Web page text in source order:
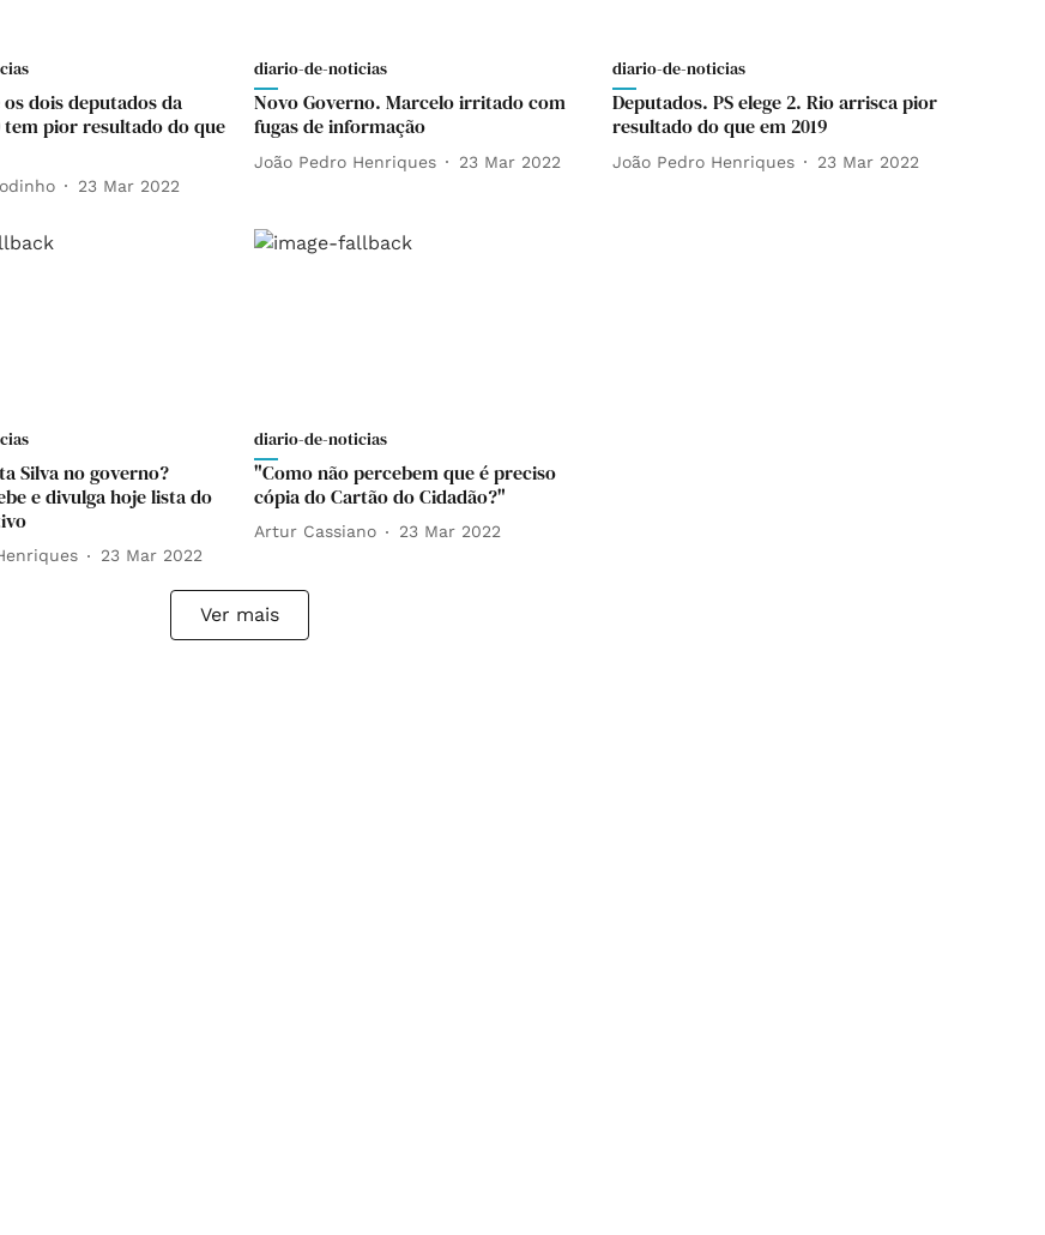
os dois deputados da
tem pior resultado do que
23 Mar 2022
diario-de-noticias
Novo Governo. Marcelo irritado com
fugas de informação
João Pedro Henriques 23 Mar 2022
diario-de-noticias
Deputados. PS elege 2. Rio arrisca pior
resultado do que em 2019
João Pedro Henriques 23 Mar 2022
Silva no governo?
e divulga hoje lista do
23 Mar 2022
diario-de-noticias
"Como não percebem que é preciso
cópia do Cartão do Cidadão?"
Artur Cassiano 23 Mar 2022
Ver mais